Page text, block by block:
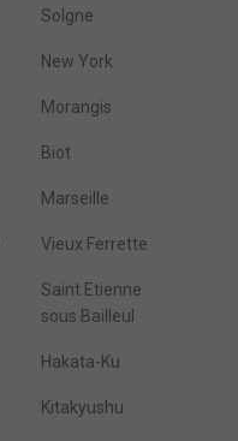
Solgne
New York
Morangis
Biot
Marseille
Vieux Ferrette
Saint Etienne
sous Bailleul
Hakata-Ku
Kitakyushu